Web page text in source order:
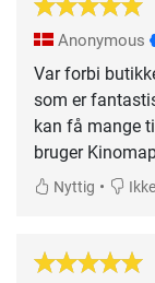
Anonymous
Var forbi
som er
kan få mange
bruger
Nyttig •